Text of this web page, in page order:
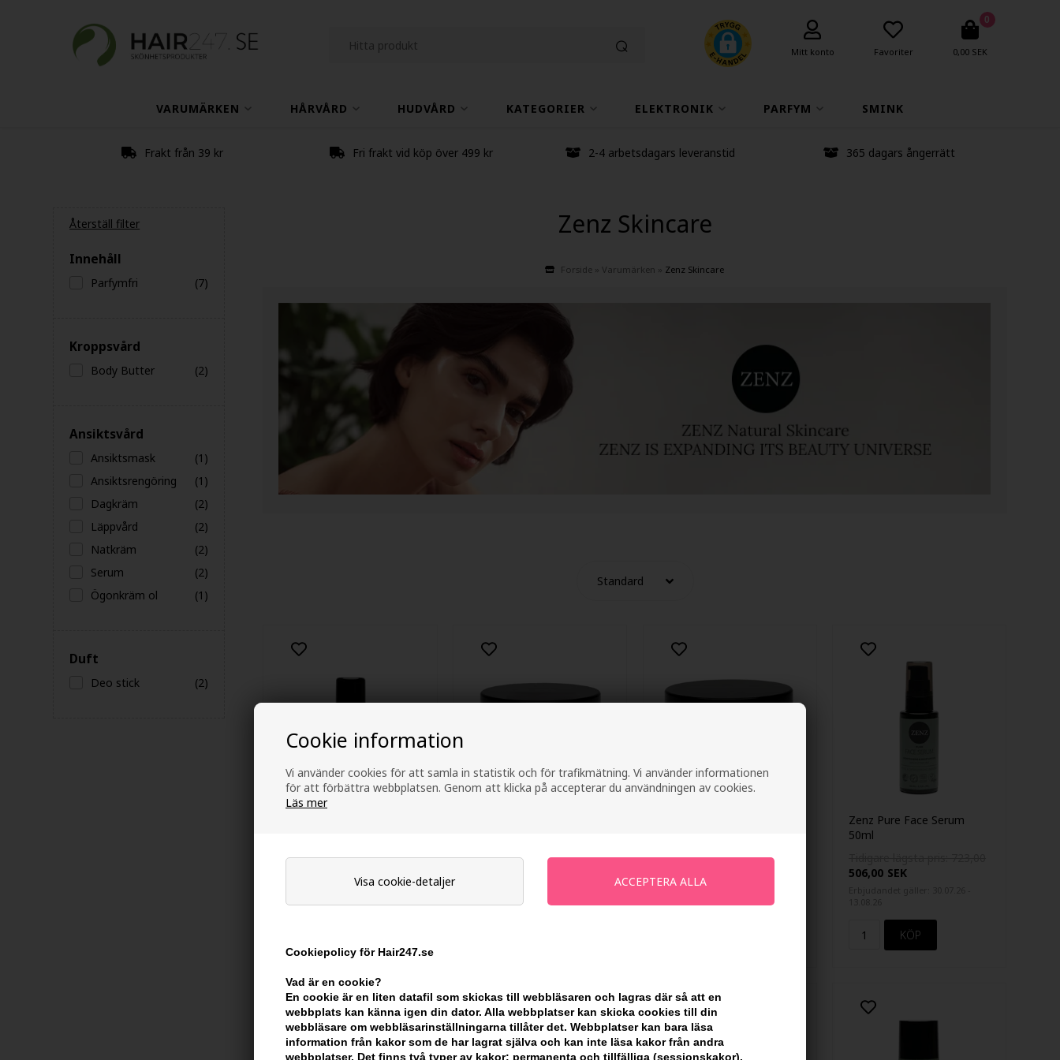
Cookie information
Vi använder cookies för att samla in statistik och för trafikmätning. Vi använder informationen
för att förbättra webbplatsen. Genom att klicka på accepterar du användningen av cookies.
Läs mer
Visa cookie-detaljer
Cookiepolicy för Hair247.se
Vad är en cookie?
En cookie är en liten datafil som skickas till webbläsaren och lagras där så att en
webbplats kan känna igen din dator. Alla webbplatser kan skicka cookies till din
webbläsare om webbläsarinställningarna tillåter det. Webbplatser kan bara läsa
information från kakor som de har lagrat själva och kan inte läsa kakor från andra
webbplatser. Det finns två typer av kakor: permanenta och tillfälliga (sessionskakor).
Mitt konto Favoriter
0
0,00 SEK
VARUMÄRKEN HÅRVÅRD HUDVÅRD KATEGORIER ELEKTRONIK PARFYM SMINK
Frakt från 39 kr Fri frakt vid köp över 499 kr 2-4 arbetsdagars leveranstid 365 dagars ångerrätt
Återställ filter
Innehåll
Parfymfri (7)
Kroppsvård
Body Butter (2)
Ansiktsvård
Ansiktsmask
(1)
Ansiktsrengöring
(1)
Dagkräm
(2)
Läppvård
(2)
Natkräm
(2)
Serum
(2)
Ögonkräm ol
(1)
Duft
Deo stick (2)
Zenz Skincare
Forside » Varumärken » Zenz Skincare
Tidigare lägsta pris: 288,00
13.08.26
Ej i lager
Tidigare lägsta pris: 288,00
13.08.26
Zenz Pure Face Serum
50ml
506,00 SEK